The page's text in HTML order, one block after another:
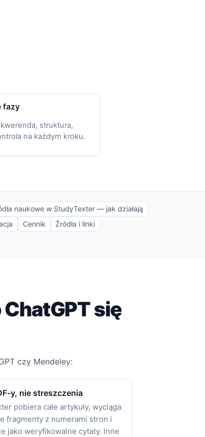
fazy
struktura,
na każdym kroku.
naukowe w StudyTexter — jak działają
Cennik
Źródła i linki
się
czy Mendeley:
y, nie streszczenia
pobiera całe artykuły, wyciąga
fragmenty z numerami stron i
jako weryfikowalne cytaty. Inne